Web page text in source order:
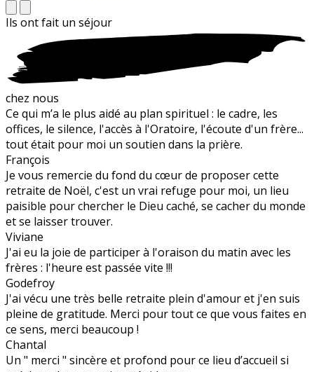
Ils ont fait un séjour
chez nous
Ce qui m’a le plus aidé au plan spirituel : le cadre, les
offices, le silence, l'accès à l'Oratoire, l'écoute d'un frère...
tout était pour moi un soutien dans la prière.
François
Je vous remercie du fond du cœur de proposer cette
retraite de Noël, c'est un vrai refuge pour moi, un lieu
paisible pour chercher le Dieu caché, se cacher du monde
et se laisser trouver.
Viviane
J'ai eu la joie de participer à l'oraison du matin avec les
frères : l'heure est passée vite !!!
Godefroy
J'ai vécu une très belle retraite plein d'amour et j'en suis
pleine de gratitude. Merci pour tout ce que vous faites en
ce sens, merci beaucoup !
Chantal
Un " merci " sincère et profond pour ce lieu d’accueil si